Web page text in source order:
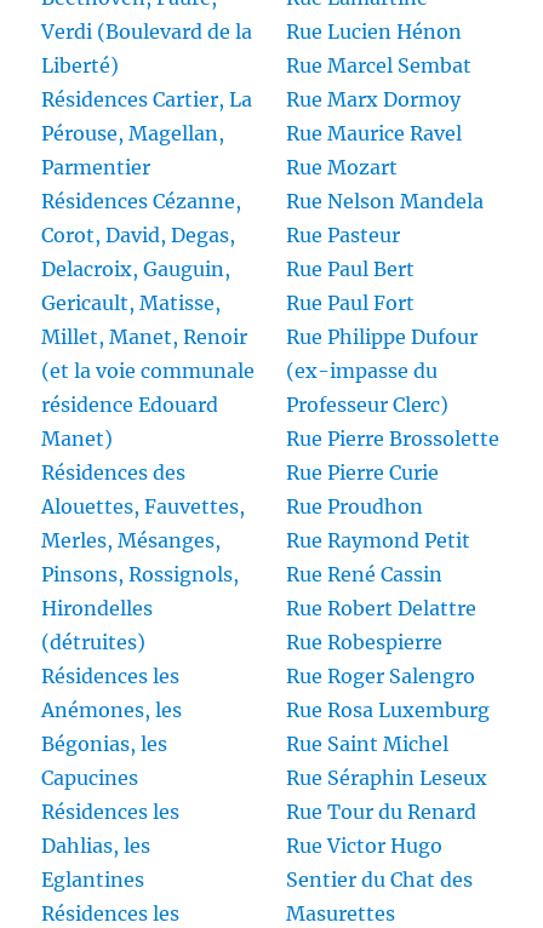
Verdi (Boulevard de la
Liberté)
Résidences Cartier, La
Pérouse, Magellan,
Parmentier
Résidences Cézanne,
Corot, David, Degas,
Delacroix, Gauguin,
Gericault, Matisse,
Millet, Manet, Renoir
(et la voie communale
résidence Edouard
Manet)
Résidences des
Alouettes, Fauvettes,
Merles, Mésanges,
Pinsons, Rossignols,
Hirondelles
(détruites)
Résidences les
Anémones, les
Bégonias, les
Capucines
Résidences les
Dahlias, les
Eglantines
Résidences les
Rue Lucien Hénon
Rue Marcel Sembat
Rue Marx Dormoy
Rue Maurice Ravel
Rue Mozart
Rue Nelson Mandela
Rue Pasteur
Rue Paul Bert
Rue Paul Fort
Rue Philippe Dufour
(ex-impasse du
Professeur Clerc)
Rue Pierre Brossolette
Rue Pierre Curie
Rue Proudhon
Rue Raymond Petit
Rue René Cassin
Rue Robert Delattre
Rue Robespierre
Rue Roger Salengro
Rue Rosa Luxemburg
Rue Saint Michel
Rue Séraphin Leseux
Rue Tour du Renard
Rue Victor Hugo
Sentier du Chat des
Masurettes